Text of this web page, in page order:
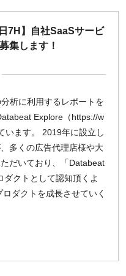
¥4,000 ¥5,000〜
7H】自社SaaSサービ
集します！
析に利用するレポートを
Explore（https://w
います。 2019年に設立し
多くの広告代理店様や大
だいており、「Databeat
クトとして認知頂くよ
ダクトを成長させていく